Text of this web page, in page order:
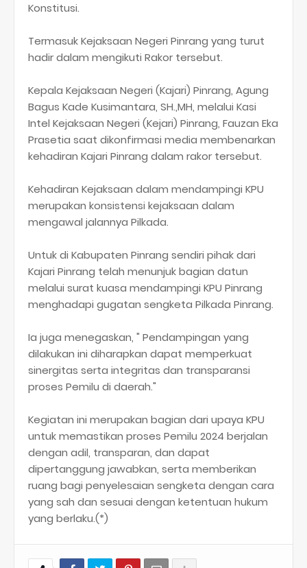
Konstitusi.
Termasuk Kejaksaan Negeri Pinrang yang turut
hadir dalam mengikuti Rakor tersebut.
Kepala Kejaksaan Negeri (Kajari) Pinrang, Agung
Bagus Kade Kusimantara, SH.,MH, melalui Kasi
Intel Kejaksaan Negeri (Kejari) Pinrang, Fauzan Eka
Prasetia saat dikonfirmasi media membenarkan
kehadiran Kajari Pinrang dalam rakor tersebut.
Kehadiran Kejaksaan dalam mendampingi KPU
merupakan konsistensi kejaksaan dalam
mengawal jalannya Pilkada.
Untuk di Kabupaten Pinrang sendiri pihak dari
Kajari Pinrang telah menunjuk bagian datun
melalui surat kuasa mendampingi KPU Pinrang
menghadapi gugatan sengketa Pilkada Pinrang.
Ia juga menegaskan, " Pendampingan yang
dilakukan ini diharapkan dapat memperkuat
sinergitas serta integritas dan transparansi
proses Pemilu di daerah."
Kegiatan ini merupakan bagian dari upaya KPU
untuk memastikan proses Pemilu 2024 berjalan
dengan adil, transparan, dan dapat
dipertanggung jawabkan, serta memberikan
ruang bagi penyelesaian sengketa dengan cara
yang sah dan sesuai dengan ketentuan hukum
yang berlaku.(*)